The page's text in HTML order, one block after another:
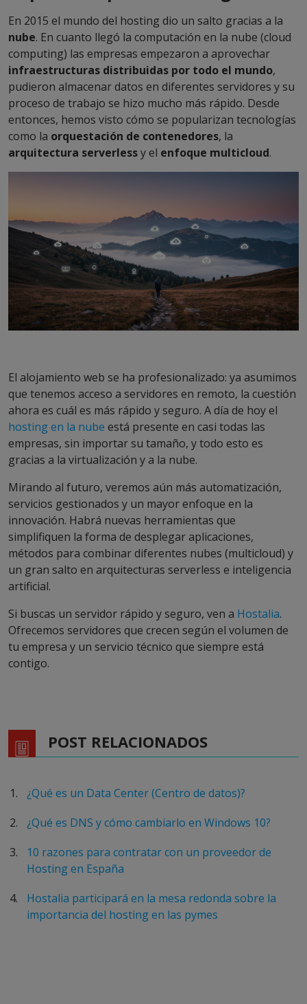
En 2015 el mundo del hosting dio un salto gracias a la
nube. En cuanto llegó la computación en la nube (cloud
computing) las empresas empezaron a aprovechar
infraestructuras distribuidas por todo el mundo,
pudieron almacenar datos en diferentes servidores y su
proceso de trabajo se hizo mucho más rápido. Desde
entonces, hemos visto cómo se popularizan tecnologías
como la orquestación de contenedores, la
arquitectura serverlessy el enfoque multicloud.
El alojamiento web se ha profesionalizado: ya asumimos
que tenemos acceso a servidores en remoto, la cuestión
ahora es cuál es más rápido y seguro. A día de hoy el
hosting en la nube está presente en casi todas las
empresas, sin importar su tamaño, y todo esto es
gracias a la virtualización y a la nube.
Mirando al futuro, veremos aún más automatización,
servicios gestionados y un mayor enfoque en la
innovación. Habrá nuevas herramientas que
simplifiquen la forma de desplegar aplicaciones,
métodos para combinar diferentes nubes (multicloud) y
un gran salto en arquitecturas serverless e inteligencia
artificial.
Si buscas un servidor rápido y seguro, ven a Hostalia.
Ofrecemos servidores que crecen según el volumen de
tu empresa y un servicio técnico que siempre está
contigo.
POST RELACIONADOS
¿Qué es un Data Center (Centro de datos)?
¿Qué es DNS y cómo cambiarlo en Windows 10?
10 razones para contratar con un proveedor de
Hosting en España
Hostalia participará en la mesa redonda sobre la
importancia del hosting en las pymes